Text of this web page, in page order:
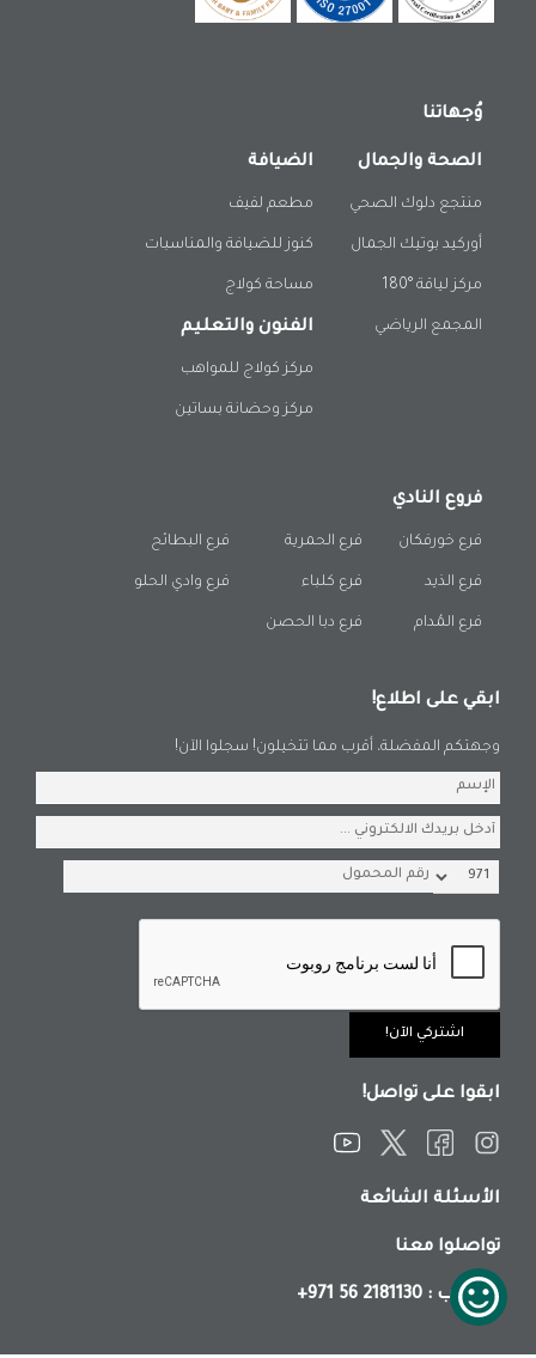
وُجهاتنا
الصحة والجمال
منتجع دلوك الصحي
أوركيد بوتيك الجمال
مركز لياقة °180
المجمع الرياضي
الضيافة
مطعم لفيف
كنوز للضيافة والمناسبات
مساحة كولاج
الفنون والتعليم
مركز كولاج للمواهب
مركز وحضانة بساتين
فروع النادي
فرع خورفكان
فرع الذيد
فرع المُدام
فرع الحمرية
فرع كلباء
فرع دبا الحصن
فرع البطائح
فرع وادي الحلو
ابقي على اطلاع!
وجهتكم المفضلة، أقرب مما تتخيلون! سجلوا الآن!
ابقوا على تواصل!
الأسئلة الشائعة
تواصلوا معنا
+971 56 2181130 : واتساب